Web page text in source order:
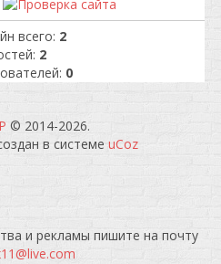
всего: 2
2
0
© 2014-2026.
в системе uCoz
и рекламы пишите на почту